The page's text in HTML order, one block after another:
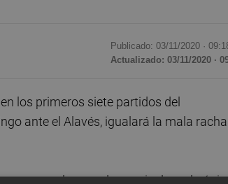
Publicado: 03/11/2020 ·
Actualizado: 03/11/2020 ·
los primeros siete partidos del
ante el Alavés, igualará la mala racha
que algunos de sus rivales, y la